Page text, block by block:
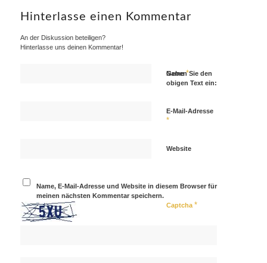
Hinterlasse einen Kommentar
An der Diskussion beteiligen?
Hinterlasse uns deinen Kommentar!
Name*
E-Mail-Adresse
*
Website
Name, E-Mail-Adresse und Website in diesem Browser für
meinen nächsten Kommentar speichern.
Captcha *
Geben Sie den
obigen Text ein: